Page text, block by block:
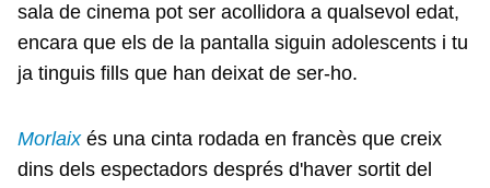
sala de cinema pot ser acollidora a qualsevol edat,
encara que els de la pantalla siguin adolescents i tu
ja tinguis fills que han deixat de ser-ho.
Morlaixés una cinta rodada en francès que creix
dins dels espectadors després d'haver sortit del